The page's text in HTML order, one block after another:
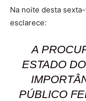
Na noite desta
esclarece:
A
ESTADO
PÚBLICO